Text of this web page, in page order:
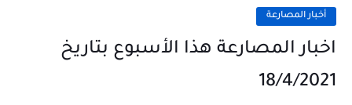
أخبار المصارعة
اخبار المصارعة هذا الأسبوع بتاريخ
18/4/2021